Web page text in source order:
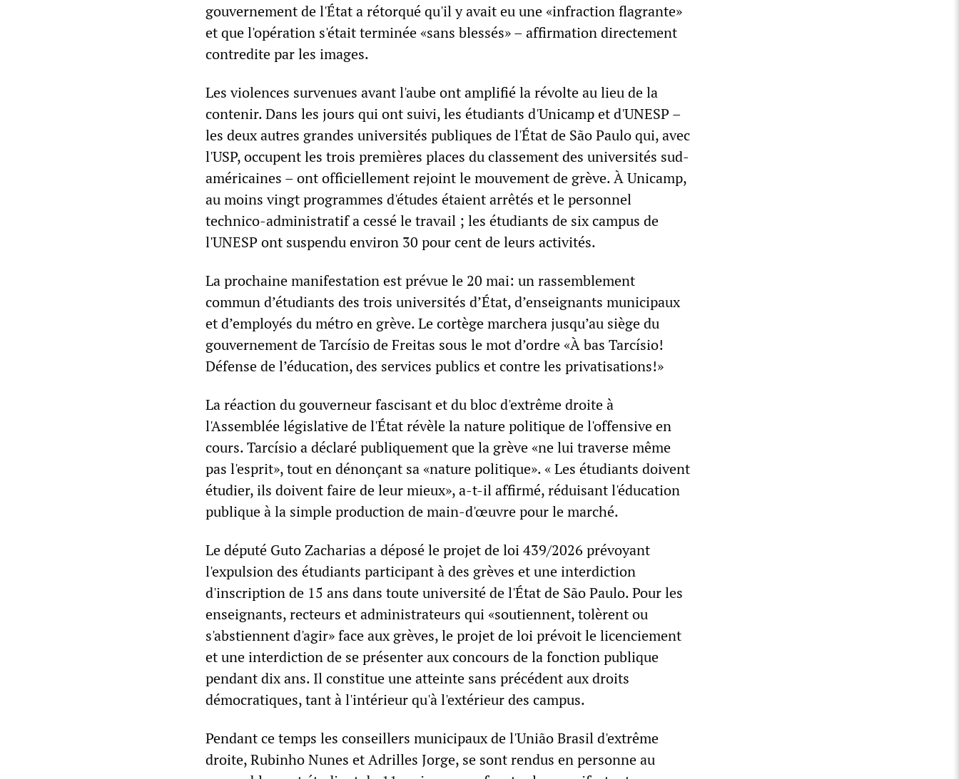
gouvernement de l'État a rétorqué qu'il y avait eu une «infraction flagrante»
et que l'opération s'était terminée «sans blessés» – affirmation directement
contredite par les images.
Les violences survenues avant l'aube ont amplifié la révolte au lieu de la
contenir. Dans les jours qui ont suivi, les étudiants d'Unicamp et d'UNESP –
les deux autres grandes universités publiques de l'État de São Paulo qui, avec
l'USP, occupent les trois premières places du classement des universités sud-
américaines – ont officiellement rejoint le mouvement de grève. À Unicamp,
au moins vingt programmes d'études étaient arrêtés et le personnel
technico-administratif a cessé le travail ; les étudiants de six campus de
l'UNESP ont suspendu environ 30 pour cent de leurs activités.
La prochaine manifestation est prévue le 20 mai: un rassemblement
commun d’étudiants des trois universités d’État, d’enseignants municipaux
et d’employés du métro en grève. Le cortège marchera jusqu’au siège du
gouvernement de Tarcísio de Freitas sous le mot d’ordre «À bas Tarcísio!
Défense de l’éducation, des services publics et contre les privatisations!»
La réaction du gouverneur fascisant et du bloc d'extrême droite à
l'Assemblée législative de l'État révèle la nature politique de l'offensive en
cours. Tarcísio a déclaré publiquement que la grève «ne lui traverse même
pas l'esprit», tout en dénonçant sa «nature politique». « Les étudiants doivent
étudier, ils doivent faire de leur mieux», a-t-il affirmé, réduisant l'éducation
publique à la simple production de main-d'œuvre pour le marché.
Le député Guto Zacharias a déposé le projet de loi 439/2026 prévoyant
l'expulsion des étudiants participant à des grèves et une interdiction
d'inscription de 15 ans dans toute université de l'État de São Paulo. Pour les
enseignants, recteurs et administrateurs qui «soutiennent, tolèrent ou
s'abstiennent d'agir» face aux grèves, le projet de loi prévoit le licenciement
et une interdiction de se présenter aux concours de la fonction publique
pendant dix ans. Il constitue une atteinte sans précédent aux droits
démocratiques, tant à l'intérieur qu'à l'extérieur des campus.
Pendant ce temps les conseillers municipaux de l'União Brasil d'extrême
droite, Rubinho Nunes et Adrilles Jorge, se sont rendus en personne au